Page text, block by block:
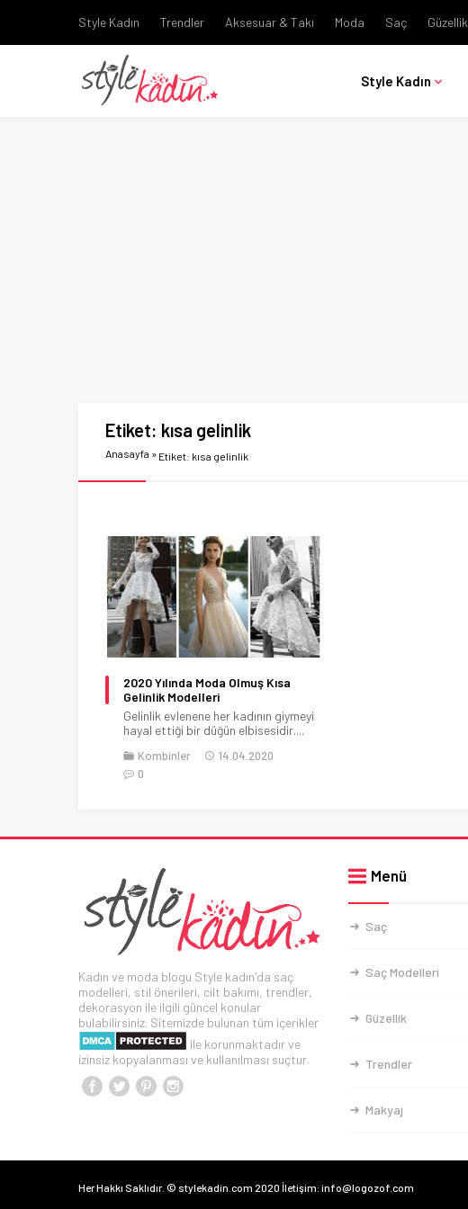
Style Kadın Trendler Aksesuar & Takı Moda Saç Güzellik
Style Kadın
Etiket: kısa gelinlik
Anasayfa » Etiket: kısa gelinlik
2020 Yılında Moda Olmuş Kısa
Gelinlik Modelleri
Gelinlik evlenene her kadının giymeyi
hayal ettiği bir düğün elbisesidir....
Kombinler
14.04.2020
0
Kadın ve moda blogu Style kadın'da saç
modelleri, stil önerileri, cilt bakımı, trendler,
dekorasyon ile ilgili güncel konular
bulabilirsiniz. Sitemizde bulunan tüm içerikler
ile korunmaktadır ve
izinsiz kopyalanması ve kullanılması suçtur.
Menü
Saç
Saç Modelleri
Güzellik
Trendler
Makyaj
Her Hakkı Saklıdır. © stylekadin.com 2020 İletişim: info@logozof.com